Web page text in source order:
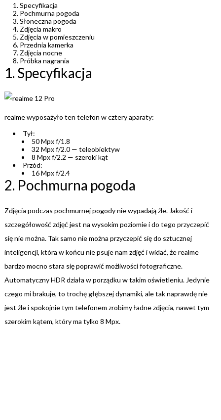
Specyfikacja
Pochmurna pogoda
Słoneczna pogoda
Zdjęcia makro
Zdjęcia w pomieszczeniu
Przednia kamerka
Zdjęcia nocne
Próbka nagrania
1. Specyfikacja
realme wyposażyło ten telefon w cztery aparaty:
Tył:
50 Mpx f/1.8
32 Mpx f/2.0 — teleobiektyw
8 Mpx f/2.2 — szeroki kąt
Przód:
16 Mpx f/2.4
2. Pochmurna pogoda
Zdjęcia podczas pochmurnej pogody nie wypadają źle. Jakość i
szczegółowość zdjęć jest na wysokim poziomie i do tego przyczepić
się nie można. Tak samo nie można przyczepić się do sztucznej
inteligencji, która w końcu nie psuje nam zdjęć i widać, że realme
bardzo mocno stara się poprawić możliwości fotograficzne.
Automatyczny HDR działa w porządku w takim oświetleniu. Jedynie
czego mi brakuje, to trochę głębszej dynamiki, ale tak naprawdę nie
jest źle i spokojnie tym telefonem zrobimy ładne zdjęcia, nawet tym
szerokim kątem, który ma tylko 8 Mpx.